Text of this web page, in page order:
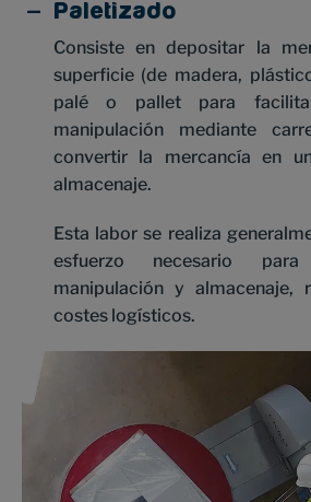
Paletizado
Consiste en depositar la
superficie (de madera,
palé o pallet para
manipulación mediante
convertir la mercancía en
almacenaje.
Esta labor se realiza
esfuerzo necesario
manipulación y almacenaje,
costes logísticos.